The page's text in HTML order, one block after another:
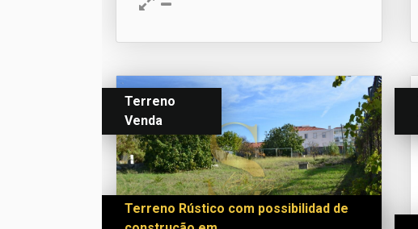
Terreno
Venda
Terreno Rústico com possibilidad de